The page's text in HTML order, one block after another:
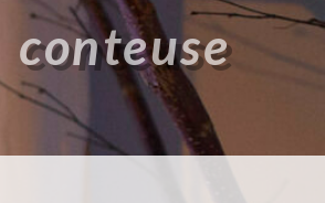
conteuse